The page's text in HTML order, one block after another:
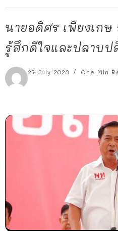
นายอดิศร เพียงเก
รู้สึกดีใจและปลาบป
27 July 2023 One Min